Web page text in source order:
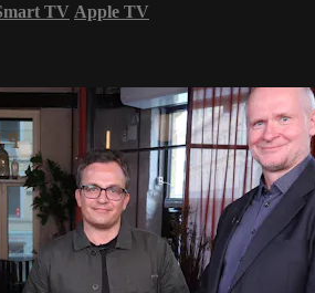
TV Apple TV